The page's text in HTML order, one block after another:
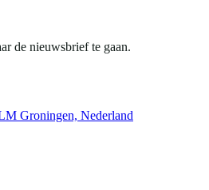
de nieuwsbrief te gaan.
Groningen, Nederland